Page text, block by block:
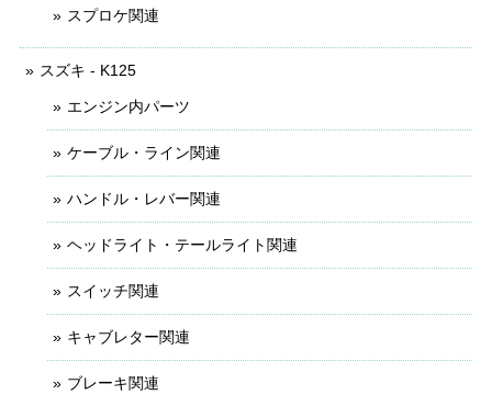
スプロケ関連
スズキ - K125
エンジン内パーツ
ケーブル・ライン関連
ハンドル・レバー関連
ヘッドライト・テールライト関連
スイッチ関連
キャブレター関連
ブレーキ関連